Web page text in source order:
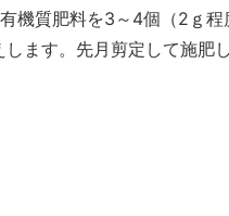
機質肥料を3～4個（2ｇ程
ます。先月剪定して施肥